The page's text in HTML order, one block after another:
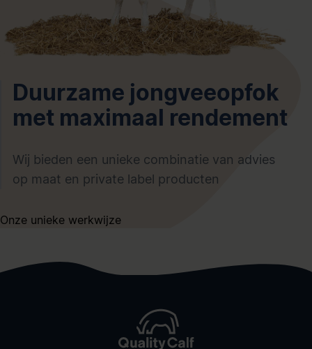
Duurzame jongveeopfok
met maximaal rendement
Wij bieden een unieke combinatie van advies
op maat en private label producten
Onze unieke werkwijze